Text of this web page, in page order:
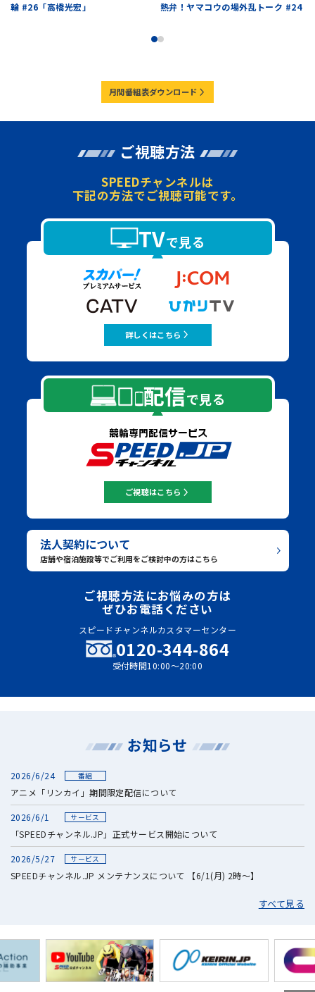
輪 #26「高橋光宏」 熱弁！ヤマコウの場外乱トーク #24
月間番組表ダウンロード
ご視聴方法
SPEEDチャンネルは
下記の方法でご視聴可能です。
TVで見る
詳しくはこちら
配信で見る
ご視聴はこちら
法人契約について
店舗や宿泊施設等でご利用をご検討中の方はこちら
ご視聴方法にお悩みの方は
ぜひお電話ください
スピードチャンネルカスタマーセンター
0120-344-864
受付時間10:00～20:00
お知らせ
2026/6/24 番組
アニメ「リンカイ」期間限定配信について
2026/6/1 サービス
「SPEEDチャンネル.JP」正式サービス開始について
2026/5/27 サービス
SPEEDチャンネル.JP メンテナンスについて 【6/1(月) 2時～】
すべて見る